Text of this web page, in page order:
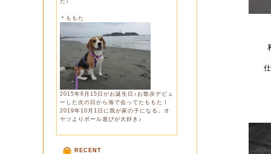
た♪
＊ももた
2015年6月15日がお誕生日♪お散歩デビュ
ーした次の日から海で会ってたももた！
2019年10月1日に我が家の子になる。オ
ヤツよりボール遊びが大好き♪
RECENT